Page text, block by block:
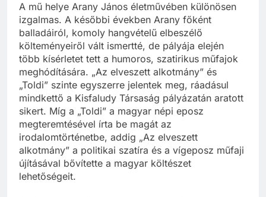
A mű helye Arany János életművében különösen
izgalmas. A későbbi években Arany főként
balladáiról, komoly hangvételű elbeszélő
költeményeiről vált ismertté, de pályája elején
több kísérletet tett a humoros, szatirikus műfajok
meghódítására. „Az elveszett alkotmány” és
„Toldi” szinte egyszerre jelentek meg, ráadásul
mindkettő a Kisfaludy Társaság pályázatán aratott
sikert. Míg a „Toldi” a magyar népi eposz
megteremtésével írta be magát az
irodalomtörténetbe, addig „Az elveszett
alkotmány” a politikai szatíra és a vígeposz műfaji
újításával bővítette a magyar költészet
lehetőségeit.